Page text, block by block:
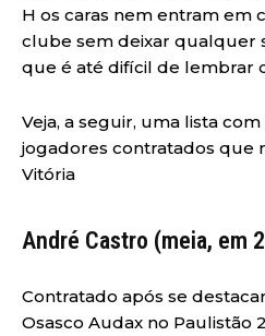
H os caras nem entram em
clube sem deixar qualquer
que é até difícil de lembrar
Veja, a seguir, uma lista
jogadores contratados que
Vitória
André Castro (meia, em
Contratado após se
Osasco Audax no Paulistão